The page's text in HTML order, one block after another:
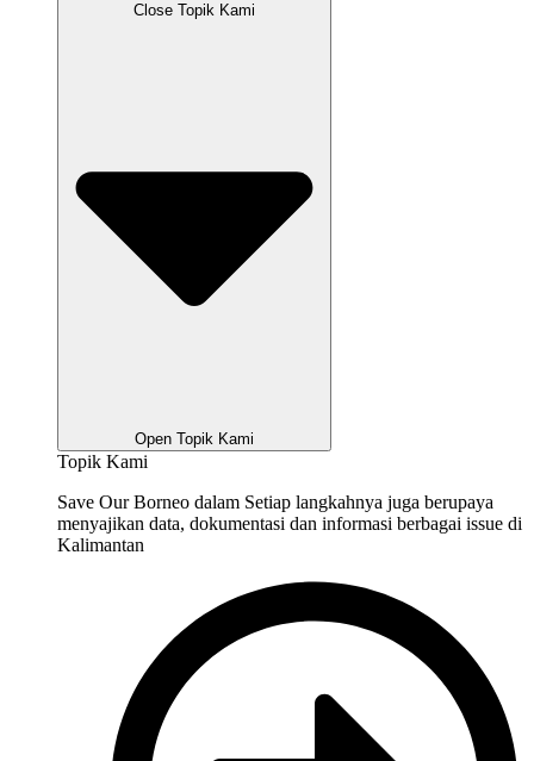
Close Topik Kami
Open Topik Kami
Topik Kami
Save Our Borneo dalam Setiap langkahnya juga berupaya
menyajikan data, dokumentasi dan informasi berbagai issue di
Kalimantan